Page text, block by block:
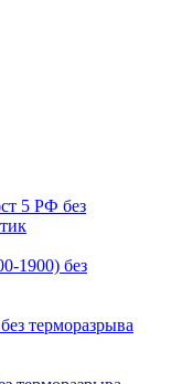
5 РФ без
1900) без
терморазрыва